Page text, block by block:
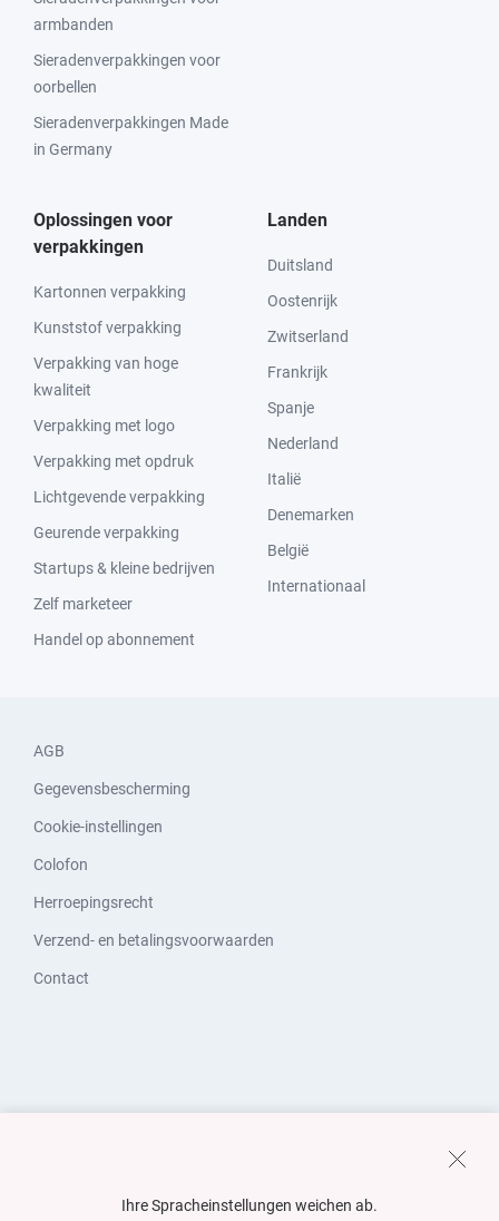
armbanden
Sieradenverpakkingen voor
oorbellen
Sieradenverpakkingen Made
in Germany
Oplossingen voor
verpakkingen
Kartonnen verpakking
Kunststof verpakking
Verpakking van hoge
kwaliteit
Verpakking met logo
Verpakking met opdruk
Lichtgevende verpakking
Geurende verpakking
Startups & kleine bedrijven
Zelf marketeer
Handel op abonnement
Landen
Duitsland
Oostenrijk
Zwitserland
Frankrijk
Spanje
Nederland
Italië
Denemarken
België
Internationaal
AGB
Gegevensbescherming
Cookie-instellingen
Colofon
Herroepingsrecht
Verzend- en betalingsvoorwaarden
Contact
Ihre Spracheinstellungen weichen ab.